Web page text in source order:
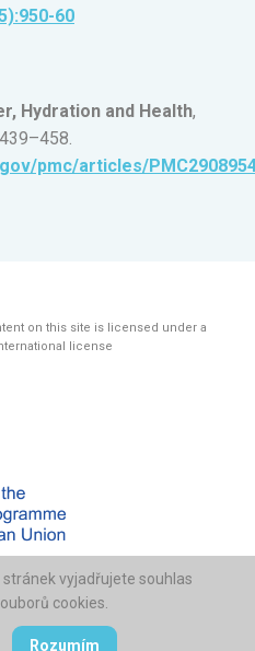
60
Hydration and Health,
pmc/articles/
on this site is licensed under a
license
for the production of this
of the contents which
be made of the information
vyjadřujete souhlas
cookies.
Rozumím